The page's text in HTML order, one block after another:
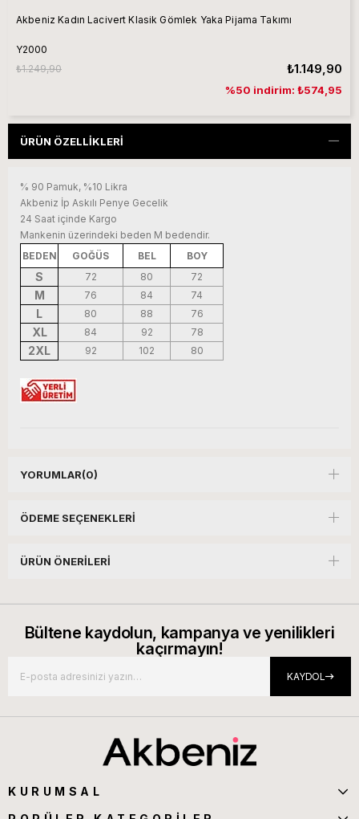
Akbeniz Kadın Lacivert Klasik Gömlek Yaka Pijama Takımı
Y2000
₺1.149,90
₺1.249,90
%50 indirim: ₺574,95
ÜRÜN ÖZELLIKLERI
% 90 Pamuk, %10 Likra
Akbeniz İp Askılı Penye Gecelik
24 Saat içinde Kargo
Mankenin üzerindeki beden M bedendir.
BEDEN
GOĞÜS BEL BOY
S 72 80 72
M 76 84 74
L 80 88 76
XL 84 92 78
2XL 92 102 80
YORUMLAR(0)
ÖDEME SEÇENEKLERI
ÜRÜN ÖNERILERI
Bültene kaydolun, kampanya ve yenilikleri
kaçırmayın!
KAYDOL
KURUMSAL